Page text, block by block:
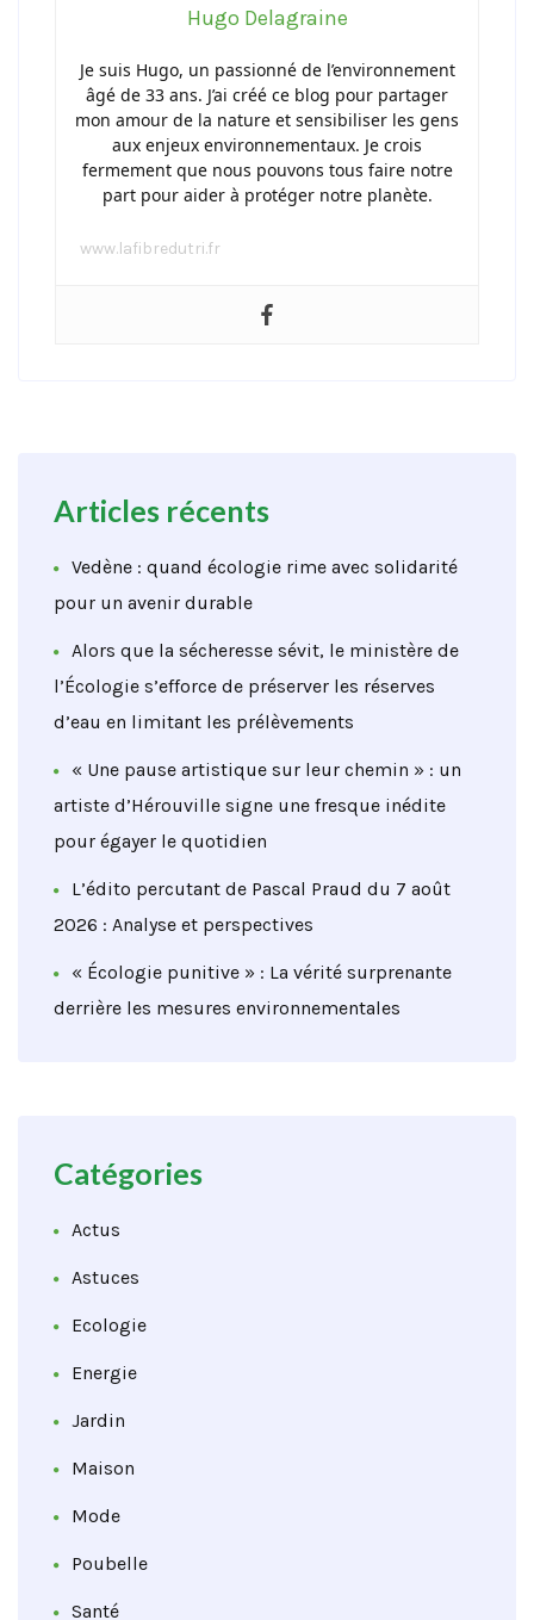
Hugo Delagraine
Je suis Hugo, un passionné de l’environnement
âgé de 33 ans. J’ai créé ce blog pour partager
mon amour de la nature et sensibiliser les gens
aux enjeux environnementaux. Je crois
fermement que nous pouvons tous faire notre
part pour aider à protéger notre planète.
www.lafibredutri.fr
Articles récents
Vedène : quand écologie rime avec solidarité
pour un avenir durable
Alors que la sécheresse sévit, le ministère de
l’Écologie s’efforce de préserver les réserves
d’eau en limitant les prélèvements
« Une pause artistique sur leur chemin » : un
artiste d’Hérouville signe une fresque inédite
pour égayer le quotidien
L’édito percutant de Pascal Praud du 7 août
2026 : Analyse et perspectives
« Écologie punitive » : La vérité surprenante
derrière les mesures environnementales
Catégories
Actus
Astuces
Ecologie
Energie
Jardin
Maison
Mode
Poubelle
Santé